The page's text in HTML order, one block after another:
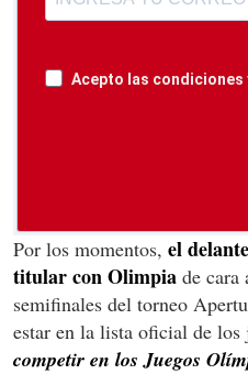
Acepto las
Por los momentos, el
titular con Olimpia de cara
semifinales del torneo
estar en la lista oficial de los
competir en los Juegos